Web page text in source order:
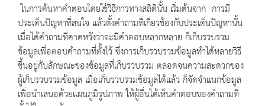
ในการค้นหาคำตอบโดยใช้วิธีการทางสถิตินั้น เริ่มต้นจาก การมี
ประเด็นปัญหาที่สนใจ แล้วตั้งคำถามที่เกี่ยวข้องกับประเด็นปัญหานั้น
เมื่อได้คำถามที่คาดหวังว่าจะมีคำตอบหลากหลาย ก็เก็บรวบรวม
ข้อมูลเพื่อตอบคำถามที่ตั้งไว้ ซึ่งการเก็บรวบรวมข้อมูลทำได้หลายวิธี
ขึ้นอยู่กับลักษณะของข้อมูลที่เก็บรวบรวม ตลอดจนความสะดวกของ
ผู้เก็บรวบรวมข้อมูล เมื่อเก็บรวบรวมข้อมูลได้แล้ว ก็จัดจำแนกข้อมูล
เพื่อนำเสนอด้วยแผนภูมิรูปภาพ ให้ผู้อื่นได้เห็นคำตอบของคำถามที่